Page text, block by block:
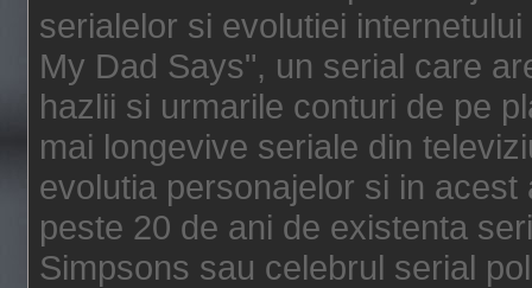
serialelor si evolutiei
My Dad Says", un serial care
hazlii si urmarile conturi de pe
mai longevive seriale din
evolutia personajelor si in
peste 20 de ani de existenta
Simpsons sau celebrul serial